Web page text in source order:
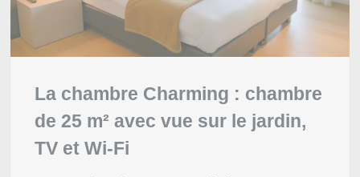
La chambre Charming : chambre
de 25 m² avec vue sur le jardin,
TV et Wi-Fi